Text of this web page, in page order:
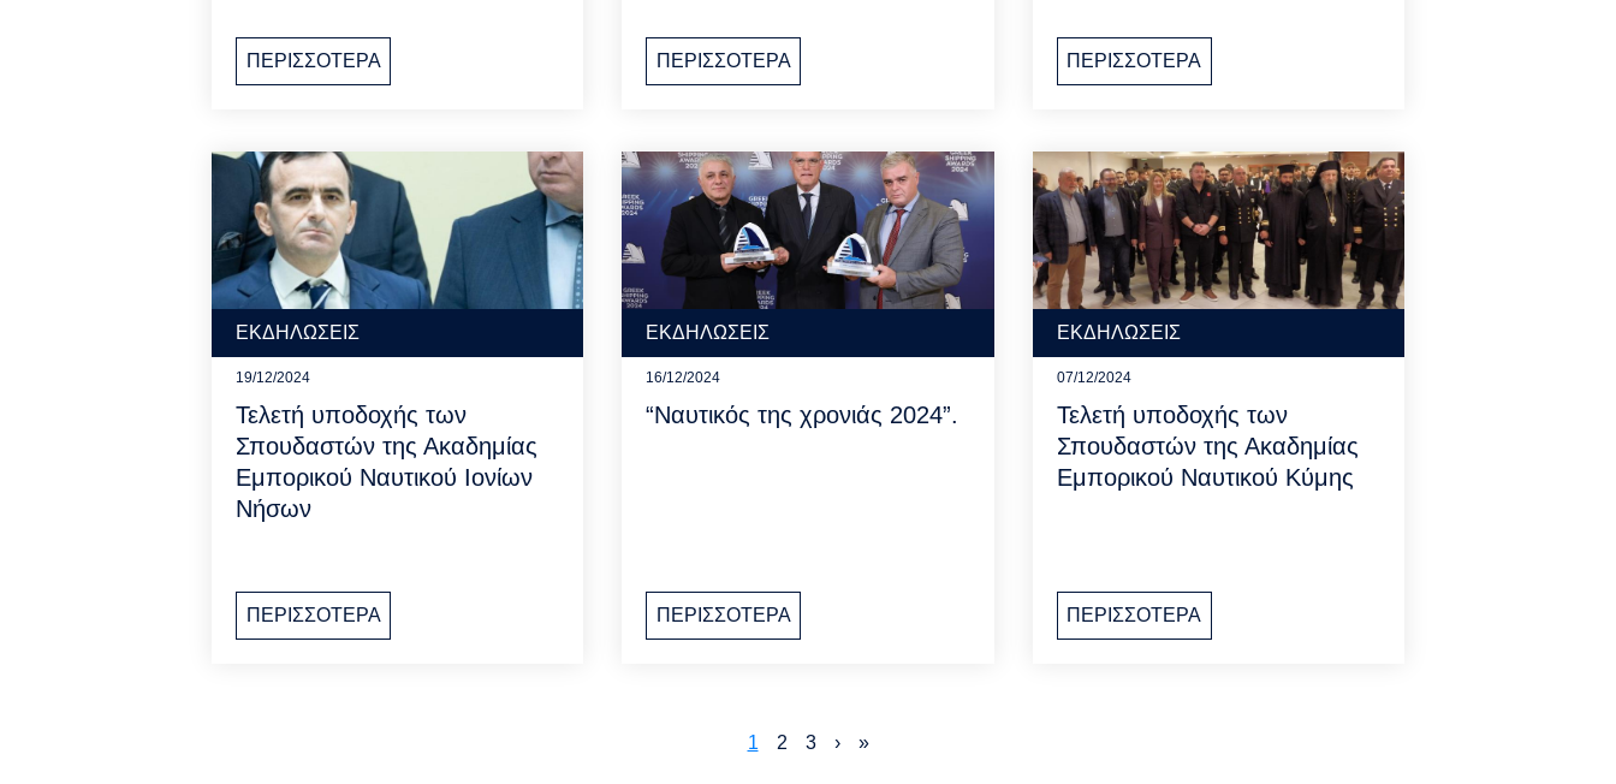
ΠΕΡΙΣΣΟΤΕΡΑ ΠΕΡΙΣΣΟΤΕΡΑ ΠΕΡΙΣΣΟΤΕΡΑ
ΕΚΔΗΛΩΣΕΙΣ
19/12/2024
Τελετή υποδοχής των
Σπουδαστών της Ακαδημίας
Εμπορικού Ναυτικού Ιονίων
Νήσων
ΠΕΡΙΣΣΟΤΕΡΑ
ΕΚΔΗΛΩΣΕΙΣ
16/12/2024
“Ναυτικός της χρονιάς 2024”.
ΠΕΡΙΣΣΟΤΕΡΑ
ΕΚΔΗΛΩΣΕΙΣ
07/12/2024
Τελετή υποδοχής των
Σπουδαστών της Ακαδημίας
Εμπορικού Ναυτικού Κύμης
ΠΕΡΙΣΣΟΤΕΡΑ
Current
1 Page
2 Page
3
Next
›
Last
»